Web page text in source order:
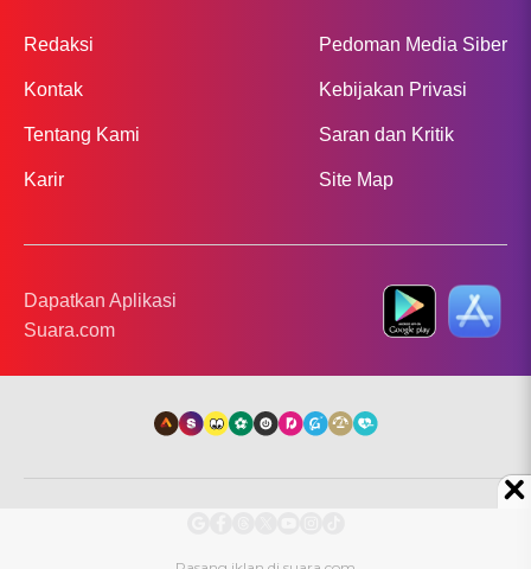
Redaksi
Kontak
Tentang Kami
Karir
Pedoman Media Siber
Kebijakan Privasi
Saran dan Kritik
Site Map
Dapatkan Aplikasi
Suara.com